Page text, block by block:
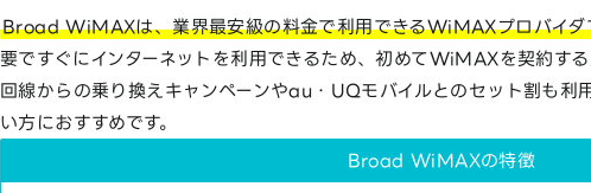
Broad WiMAXは、業界最安級の料金で利用できるWiMAXプロバイダ
要ですぐにインターネットを利用できるため、初めてWiMAXを契約す
回線からの乗り換えキャンペーンやau・UQモバイルとのセット割も利
い方におすすめです。
Broad WiMAXの特徴